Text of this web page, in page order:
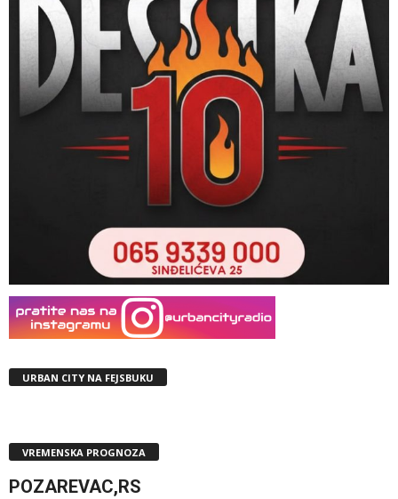
URBAN CITY NA FEJSBUKU
VREMENSKA PROGNOZA
POZAREVAC,RS